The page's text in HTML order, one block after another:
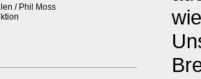
/ Phil Moss